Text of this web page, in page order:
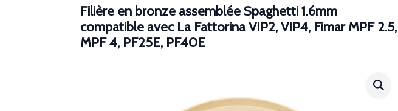
Filière en bronze assemblée Spaghetti 1.6mm
compatible avec La Fattorina VIP2, VIP4, Fimar MPF 2.5,
MPF 4, PF25E, PF40E